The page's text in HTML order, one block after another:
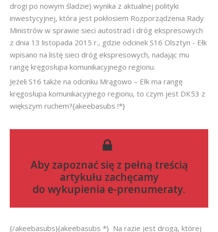
drogi po nowym śladzie) wynika z aktualnej polityki
inwestycyjnej, która jest pokłosiem Rozporządzenia Rady
Ministrów w sprawie sieci autostrad i dróg ekspresowych
z dnia 13 listopada 2015 r., gdzie odcinek S16 Olsztyn - Ełk
wpisano na listę sieci dróg ekspresowych, nadając mu
rangę kręgosłupa komunikacyjnego regionu.
Jeżeli S16 także na odcinku Mrągowo – Ełk ma rangę
kręgosłupa komunikacyjnego regionu, to czym jest DK53 z
większym ruchem?{akeebasubs !*}
Aby zapoznać się z pełną treścią
artykułu zachęcamy
do wykupienia e-prenumeraty.
{/akeebasubs}{akeebasubs *} Na razie jest drogą, której